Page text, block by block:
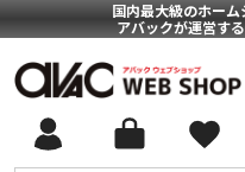
国内最大級のホー
アバックが運営す